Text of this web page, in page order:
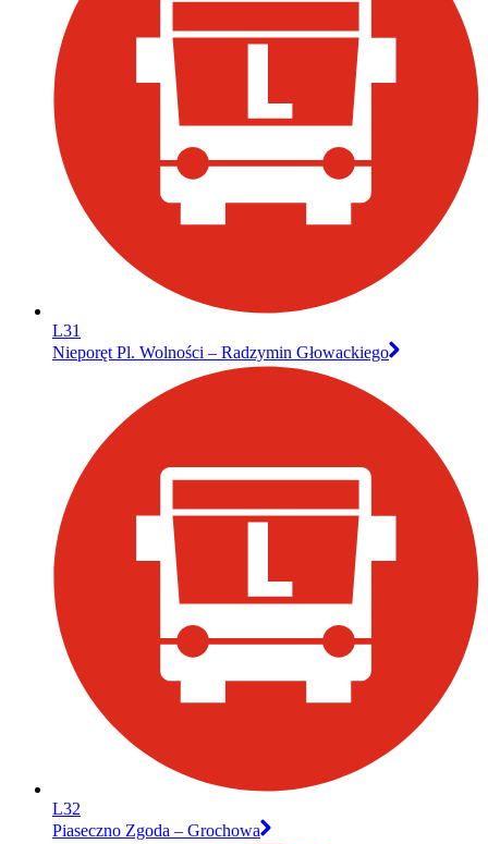
L31
Nieporęt Pl. Wolności – Radzymin Głowackiego
L32
Piaseczno Zgoda – Grochowa